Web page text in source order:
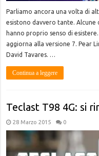
Parliamo ancora una volta di
esistono davvero tante.
hanno proprio senso di
aggiorna alla versione 7. Pear
David Tavares. …
Continua a leggere
Teclast T98 4G: si
28 Marzo 2015 0